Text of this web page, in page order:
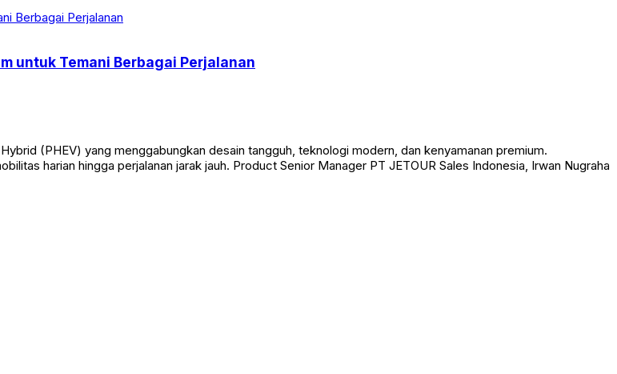
untuk Temani Berbagai Perjalanan
(PHEV) yang menggabungkan desain tangguh, teknologi modern, dan kenyamanan premium.
harian hingga perjalanan jarak jauh. Product Senior Manager PT JETOUR Sales Indonesia, Irwan Nugraha